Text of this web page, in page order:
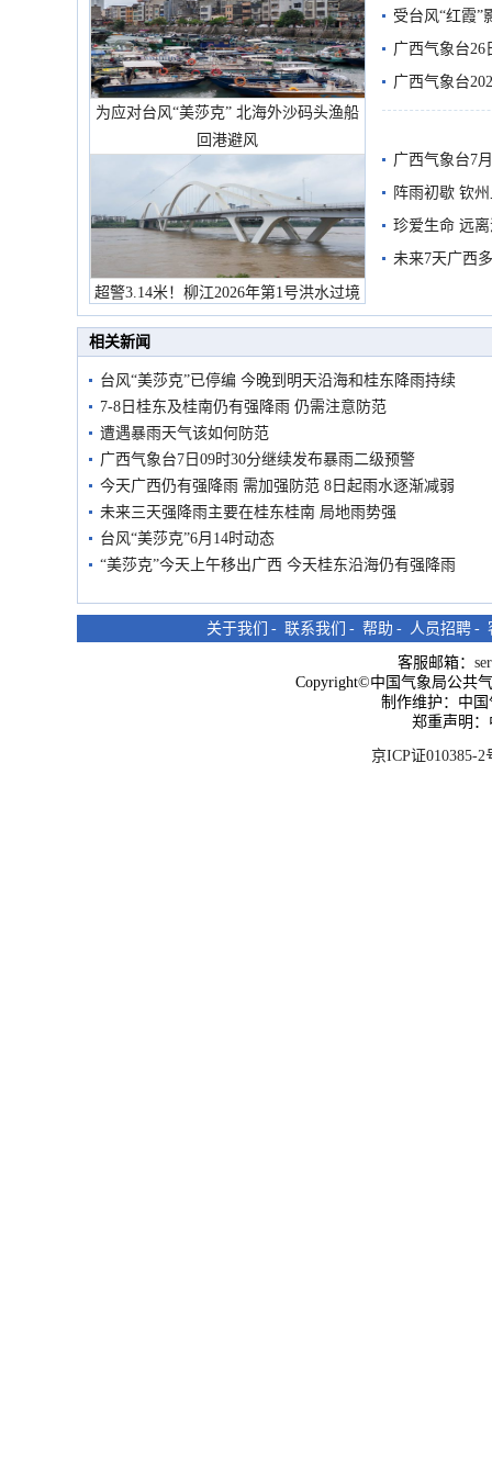
为应对台风“美莎克” 北海外沙码头渔船
回港避风
超警3.14米！柳江2026年第1号洪水过境
市民在堤岸见证汛况
受台风“红霞”
有较强降雨
广西气象台26
广西气象台
预警
广西气象台7
阵雨初歇 钦
珍爱生命 远
未来7天广西
相关新闻
台风“美莎克”已停编 今晚到明天沿海和桂东降雨持续
7-8日桂东及桂南仍有强降雨 仍需注意防范
遭遇暴雨天气该如何防范
广西气象台7日09时30分继续发布暴雨二级预警
今天广西仍有强降雨 需加强防范 8日起雨水逐渐减弱
未来三天强降雨主要在桂东桂南 局地雨势强
台风“美莎克”6月14时动态
“美莎克”今天上午移出广西 今天桂东沿海仍有强降雨
关于我们 - 联系我们 - 帮助 - 人员招聘 -
客服邮箱：
Copyright©中国气象局公共
制作维护：中
郑重声明
京ICP证010385-2